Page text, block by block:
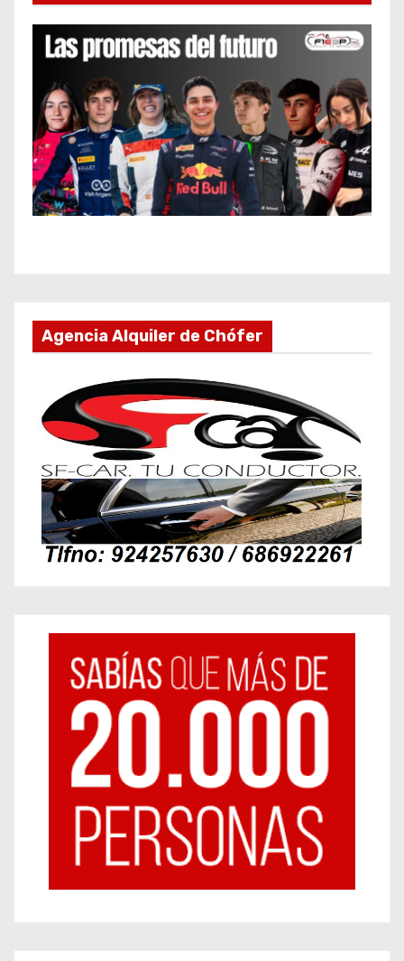
Agencia Alquiler de Chófer